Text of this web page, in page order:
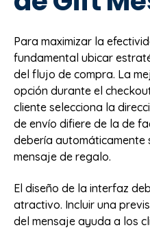
Para maximizar la
fundamental ubicar
del flujo de compra. La
opción durante el
cliente selecciona la
de envío difiere de la de
debería automáticamente
mensaje de regalo.
El diseño de la interfaz
atractivo. Incluir una
del mensaje ayuda a los